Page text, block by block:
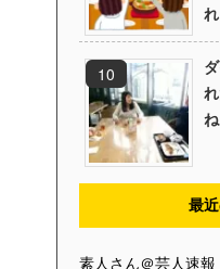
れ
最
素人さん＠芸人速報